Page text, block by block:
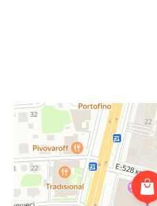
Сарыарка
Торговый центр в Астане
Развлекательный центр в Астане